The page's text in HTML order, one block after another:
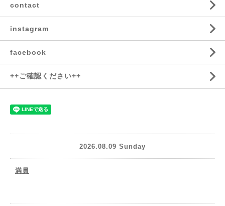
contact
instagram
facebook
++ご確認ください++
2026.08.09 Sunday
満員